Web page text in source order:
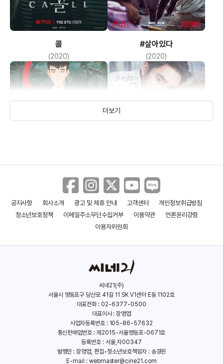
콜
(2020)
#살아있다
(2020)
무녀도 형
더보기
공지사항 회사소개 광고 및 제휴 안내 고객센터
개인정보취급방침
청소년보호정책
이메일주소무단수집거부 이용약관
언론윤리강령
이용자위원회
씨네21(주)
서울시 영등포구 당산로 41길 11 SK V1센터 E동 1102호
대표전화 : 02-6377-0500
대표이사 : 장영엽
사업자등록번호 : 105-86-57632
통신판매업번호 : 제2015-서울영등포-0671호
등록번호 : 서울,자00347
발행인 : 장영엽, 편집•청소년보호책임자 : 송경원
E-mail : webmaster@cine21.com